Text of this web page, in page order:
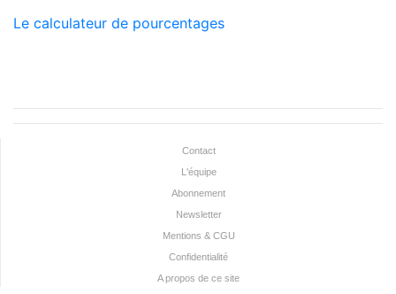
Le calculateur de pourcentages
Contact
L'équipe
Abonnement
Newsletter
Mentions & CGU
Confidentialité
A propos de ce site